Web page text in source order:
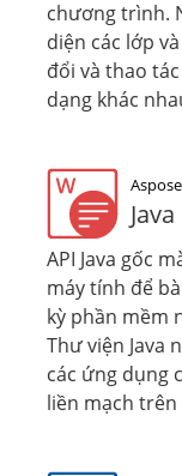
chương trình.
diện các lớp
đổi và thao
dạng khác
Java
API Java gốc
máy tính để
kỳ phần mềm
Thư viện Java
các ứng dụng
liền mạch